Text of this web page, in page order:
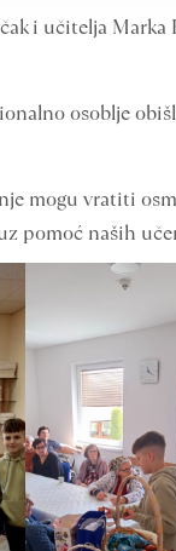
i učitelja
osoblje
mogu vratiti
pomoć naših